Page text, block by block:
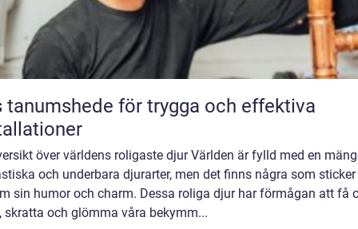
tanumshede för trygga och effektiva
över världens roligaste djur Världen är fylld med en
och underbara djurarter, men det finns några som
sin humor och charm. Dessa roliga djur har förmågan att få
skratta och glömma våra bekymm...